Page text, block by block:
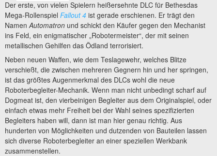
Der erste, von vielen Spielern heißersehnte DLC für Bethesdas
Mega-Rollenspiel Fallout 4 ist gerade erschienen. Er trägt den
Namen Automatron und schickt den Käufer gegen den Mechanist
ins Feld, ein enigmatischer „Robotermeister“, der mit seinen
metallischen Gehilfen das Ödland terrorisiert.
Neben neuen Waffen, wie dem Teslagewehr, welches Blitze
verschießt, die zwischen mehreren Gegnern hin und her springen,
ist das größtes Augenmerkmal des DLCs wohl die neue
Roboterbegleiter-Mechanik. Wenn man nicht unbedingt scharf auf
Dogmeat ist, den vierbeinigen Begleiter aus dem Originalspiel, oder
einfach etwas mehr Freiheit bei der Wahl seines spezifizierten
Begleiters haben will, dann ist man hier genau richtig. Aus
hunderten von Möglichkeiten und dutzenden von Bauteilen lassen
sich diverse Roboterbegleiter an einer speziellen Werkbank
zusammenstellen.